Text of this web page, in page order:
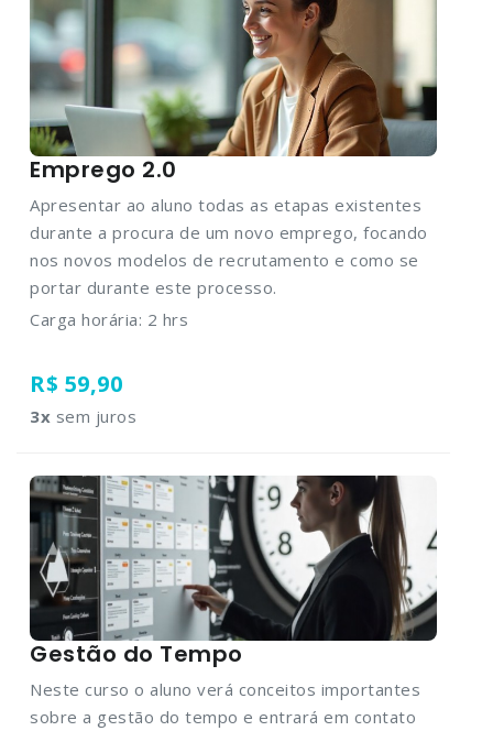
Emprego 2.0
Apresentar ao aluno todas as etapas existentes
durante a procura de um novo emprego, focando
nos novos modelos de recrutamento e como se
portar durante este processo.
Carga horária: 2 hrs
R$ 59,90
3x sem juros
Gestão do Tempo
Neste curso o aluno verá conceitos importantes
sobre a gestão do tempo e entrará em contato